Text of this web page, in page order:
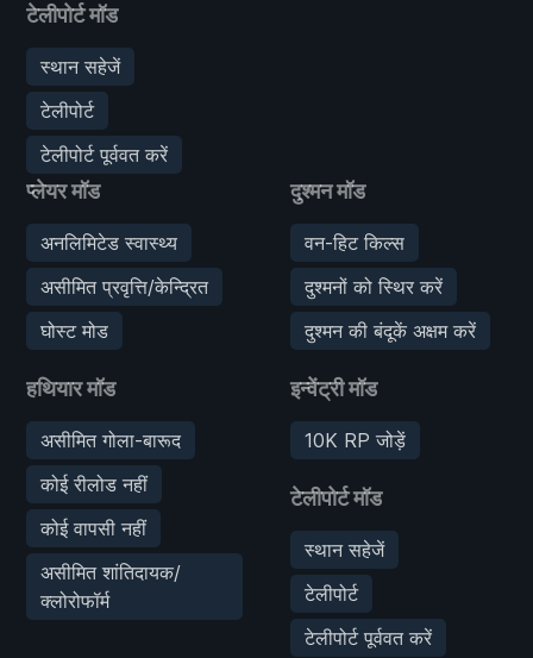
टेलीपोर्ट मॉड
स्थान सहेजें
टेलीपोर्ट
टेलीपोर्ट पूर्ववत करें
प्लेयर मॉड
अनलिमिटेड स्वास्थ्य
असीमित प्रवृत्ति/केन्द्रित
घोस्ट मोड
हथियार मॉड
असीमित गोला-बारूद
कोई रीलोड नहीं
कोई वापसी नहीं
असीमित शांतिदायक/
क्लोरोफॉर्म
दुश्मन मॉड
वन-हिट किल्स
दुश्मनों को स्थिर करें
दुश्मन की बंदूकें अक्षम करें
इन्वेंट्री मॉड
10K RP जोड़ें
टेलीपोर्ट मॉड
स्थान सहेजें
टेलीपोर्ट
टेलीपोर्ट पूर्ववत करें